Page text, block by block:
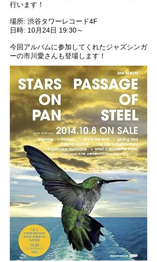
行います！
場所: 渋谷タワーレコード4F
日時: 10月24日 19:30～
今回アルバムに参加してくれたジャズシンガ
ーの市川愛さんも登場します！